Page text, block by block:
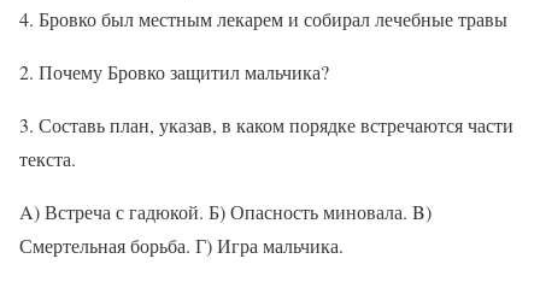
Бровко был местным лекарем и собирал лечебные травы
2. Почему Бровко защитил мальчика?
3. Составь план, указав, в каком порядке встречаются части
текста.
A) Встреча с гадюкой. Б) Опасность миновала. B)
Смертельная борьба. Г) Игра мальчика.